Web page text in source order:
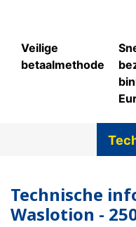
Veilige
betaalmethode
Technische
Waslotion -